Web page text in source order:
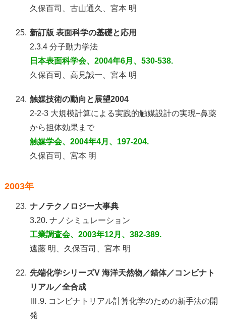
久保百司、古山通久、宮本 明
25. 新訂版 表面科学の基礎と応用
2.3.4 分子動力学法
日本表面科学会、2004年6月、530-538.
久保百司、高見誠一、宮本 明
24. 触媒技術の動向と展望2004
2-2-3 大規模計算による実践的触媒設計の実現−鼻薬
から担体効果まで
触媒学会、2004年4月、197-204.
久保百司、宮本 明
2003年
23. ナノテクノロジー大事典
3.20. ナノシミュレーション
工業調査会、2003年12月、382-389.
遠藤 明、久保百司、宮本 明
22. 先端化学シリーズV 海洋天然物／錯体／コンビナト
リアル／全合成
Ⅲ.9. コンビナトリアル計算化学のための新手法の開
発